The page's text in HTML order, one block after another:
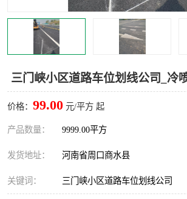
三门峡小区道路车位划线公司_冷
价格： 99.00 元/平方 起
产品数量： 9999.00平方
发货地址： 河南省周口商水县
关键词： 三门峡小区道路车位划线公司